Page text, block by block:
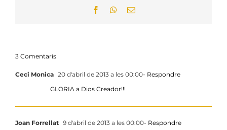
FacebookWhatsApp
Email:
3 Comentaris
Ceci Monica 20 d'abril de 2013 a les 00:00- Respondre
GLORIA a Dios Creador!!!
Joan Forrellat 9 d'abril de 2013 a les 00:00- Respondre